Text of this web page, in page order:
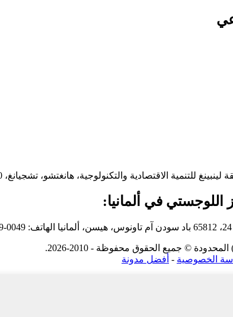
اللوجستي في ألمانيا:
الهاتف: 0049-619-6921-1537
© جميع الحقوق محفوظة - 2010-2026.
الخصوصية - أفضل مدونة